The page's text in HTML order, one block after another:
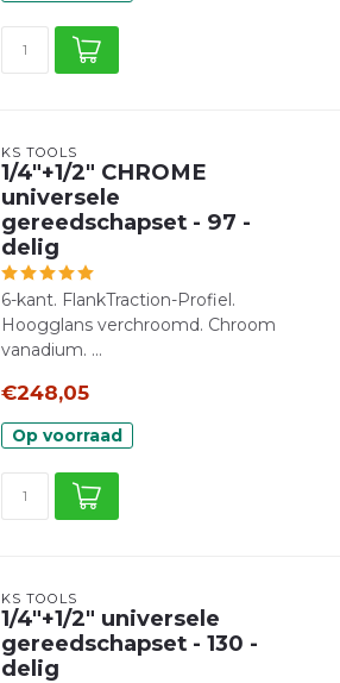
KS TOOLS
1/4"+1/2" CHROME
universele
gereedschapset - 97 -
delig
6-kant. FlankTraction-Profiel.
Hoogglans verchroomd. Chroom
vanadium. ...
€248,05
Op voorraad
KS TOOLS
1/4"+1/2" universele
gereedschapset - 130 -
delig